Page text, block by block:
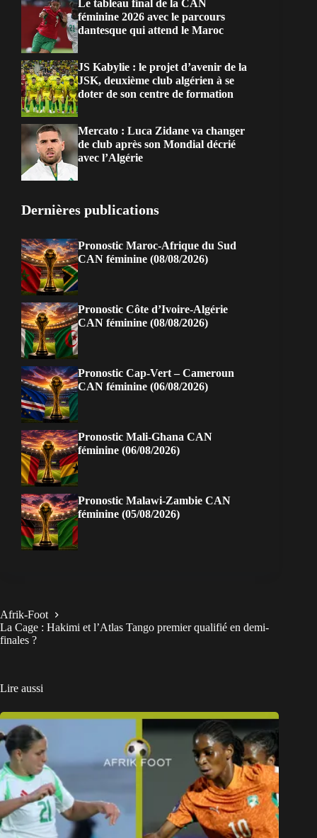
Le tableau final de la CAN
féminine 2026 avec le parcours
dantesque qui attend le Maroc
JS Kabylie : le projet d’avenir de la
JSK, deuxième club algérien à se
doter de son centre de formation
Mercato : Luca Zidane va changer
de club après son Mondial décrié
avec l’Algérie
Dernières publications
Pronostic Maroc-Afrique du Sud
CAN féminine (08/08/2026)
Pronostic Côte d’Ivoire-Algérie
CAN féminine (08/08/2026)
Pronostic Cap-Vert – Cameroun
CAN féminine (06/08/2026)
Pronostic Mali-Ghana CAN
féminine (06/08/2026)
Pronostic Malawi-Zambie CAN
féminine (05/08/2026)
Afrik-Foot
La Cage : Hakimi et l’Atlas Tango premier qualifié en demi-
finales ?
Lire aussi